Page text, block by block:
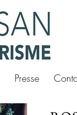
Presse